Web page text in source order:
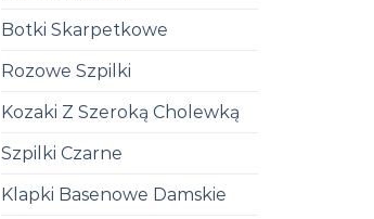
Botki Skarpetkowe
Rozowe Szpilki
Kozaki Z Szeroką Cholewką
Szpilki Czarne
Klapki Basenowe Damskie